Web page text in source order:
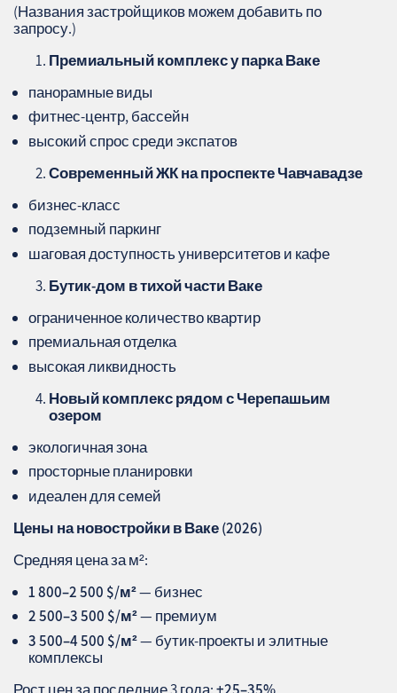
(Названия застройщиков можем добавить по
запросу.)
Премиальный комплекс у парка Ваке
панорамные виды
фитнес‑центр, бассейн
высокий спрос среди экспатов
Современный ЖК на проспекте Чавчавадзе
бизнес‑класс
подземный паркинг
шаговая доступность университетов и кафе
Бутик‑дом в тихой части Ваке
ограниченное количество квартир
премиальная отделка
высокая ликвидность
Новый комплекс рядом с Черепашьим
озером
экологичная зона
просторные планировки
идеален для семей
Цены на новостройки в Ваке (2026)
Средняя цена за м²:
1 800–2 500 $/м²— бизнес
2 500–3 500 $/м²— премиум
3 500–4 500 $/м²— бутик‑проекты и элитные
комплексы
Рост цен за последние 3 года:+25–35%